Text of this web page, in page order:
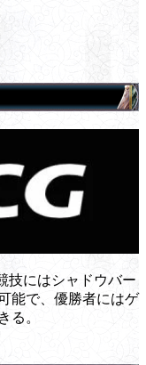
技にはシャドウバー
能で、優勝者にはゲ
る。